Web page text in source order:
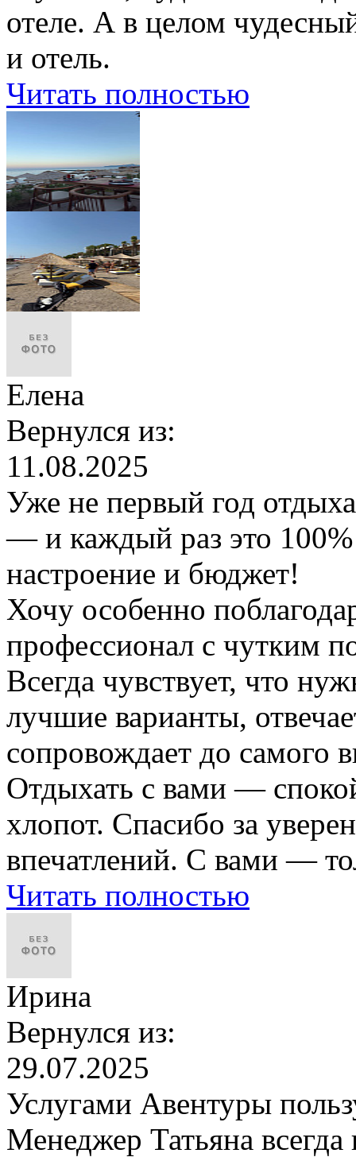
отеле. А в целом
и отель.
Читать полностью
Елена
Вернулся из:
11.08.2025
Уже не первый год
— и каждый раз это
настроение и бюджет!
Хочу особенно
профессионал с чутким
Всегда чувствует, что
лучшие варианты,
сопровождает до самого
Отдыхать с вами —
хлопот. Спасибо за
впечатлений. С вами —
Читать полностью
Ирина
Вернулся из:
29.07.2025
Услугами Авентуры
Менеджер Татьяна